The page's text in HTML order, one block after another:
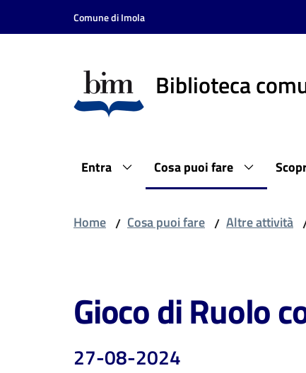
Vai al contenuto
Vai alla navigazione
Comune di Imola
Biblioteca
Entra Cosa puoi fare
Home / Cosa puoi fare / Altre attività
Gioco di Ruolo
27-08-2024